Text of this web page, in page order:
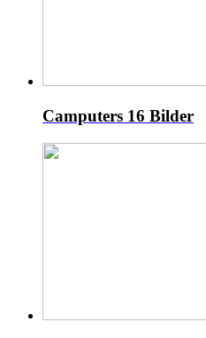
Camputers 16 Bilder